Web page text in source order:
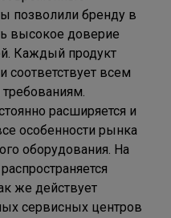
позволили бренду в
высокое доверие
Каждый продукт
соответствует всем
расширяется и
особенности рынка
оборудования. На
же действует
сервисных центров